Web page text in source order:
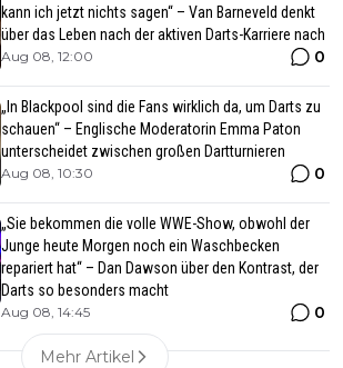
kann ich jetzt nichts sagen“ – Van Barneveld denkt
über das Leben nach der aktiven Darts-Karriere nach
Aug 08, 12:00 0
„In Blackpool sind die Fans wirklich da, um Darts zu
schauen“ – Englische Moderatorin Emma Paton
unterscheidet zwischen großen Dartturnieren
Aug 08, 10:30 0
„Sie bekommen die volle WWE-Show, obwohl der
Junge heute Morgen noch ein Waschbecken
repariert hat“ – Dan Dawson über den Kontrast, der
Darts so besonders macht
Aug 08, 14:45 0
Mehr Artikel